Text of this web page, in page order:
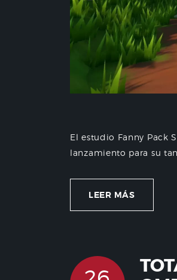
El estudio Fanny Pack
lanzamiento para su
LEER MÁS